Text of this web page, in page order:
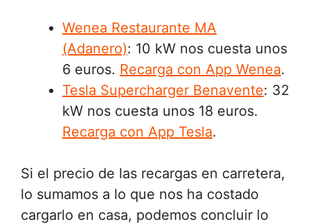
Wenea Restaurante MA
(Adanero): 10 kW nos cuesta unos
6 euros. Recarga con App Wenea.
Tesla Supercharger Benavente: 32
kW nos cuesta unos 18 euros.
Recarga con App Tesla.
Si el precio de las recargas en carretera,
lo sumamos a lo que nos ha costado
cargarlo en casa, podemos concluir lo